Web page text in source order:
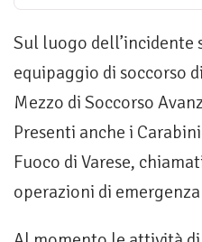
Sul luogo dell’incidente
equipaggio di soccorso
Mezzo di Soccorso
Presenti anche i
Fuoco di Varese,
operazioni di